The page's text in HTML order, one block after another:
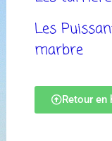
Les
marbre
Retour en